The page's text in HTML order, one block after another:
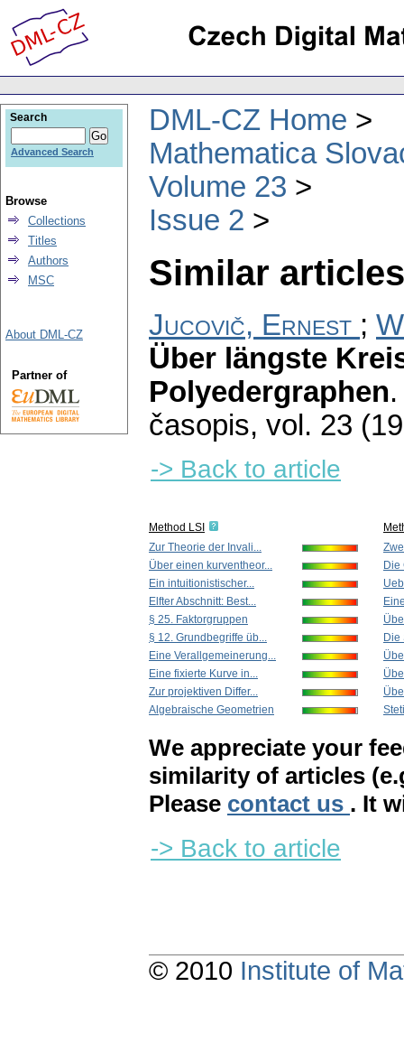
DML-CZ Home
Mathematica
Volume 23
Issue 2
Similar
Jucovič, Ernest ;
Über längste
Polyedergraphen
časopis, vol. 23
-> Back to article
Method LSI
Zur Theorie der Invali...
Über einen kurventheor...
Ein intuitionistischer...
Elfter Abschnitt: Best...
§ 25. Faktorgruppen
§ 12. Grundbegriffe üb...
Eine Verallgemeinerung...
Eine fixierte Kurve in...
Zur projektiven Differ...
Algebraische Geometrien
Die
Die
We appreciate your
similarity of articles
Please contact us . It
-> Back to article
Search
Advanced Search
Browse
Collections
Titles
Authors
MSC
About DML-CZ
Partner of
© 2010 Institute of